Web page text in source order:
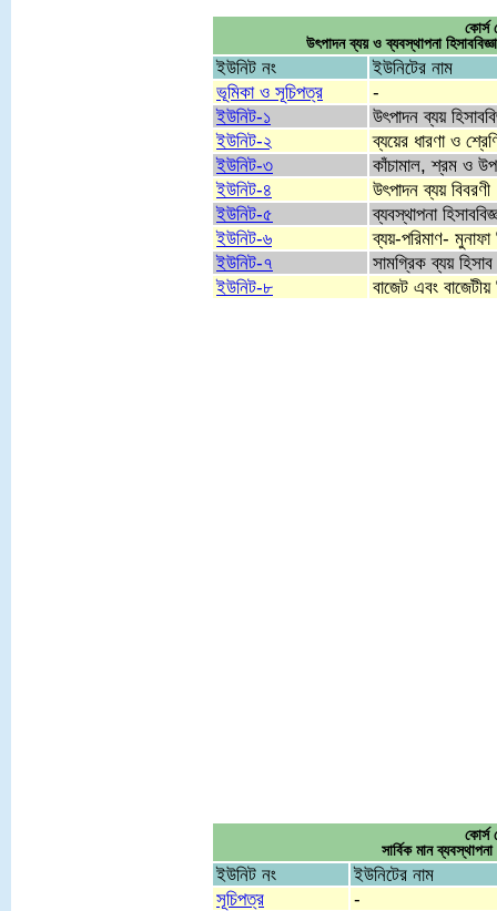
উৎপাদন ব্যয় ও ব্যবস্থাপনা
ইউনিট নং
ইউনিটের নাম
ভূমিকা ও সূচিপত্র
-
ইউনিট-১
উৎপাদন ব্যয়
ইউনিট-২
ব্যয়ের ধারণা ও
ইউনিট-৩
কাঁচামাল, শ্রম ও
ইউনিট-৪
উৎপাদন ব্যয় বিবরণী
ইউনিট-৫
ব্যবস্থাপনা
ইউনিট-৬
ব্যয়-পরিমাণ- মুনাফা
ইউনিট-৭
সামগ্রিক ব্যয়
ইউনিট-৮
বাজেট এবং বাজেটীয়
সার্বিক মান
ইউনিট নং
ইউনিটের নাম
সূচিপত্র
-